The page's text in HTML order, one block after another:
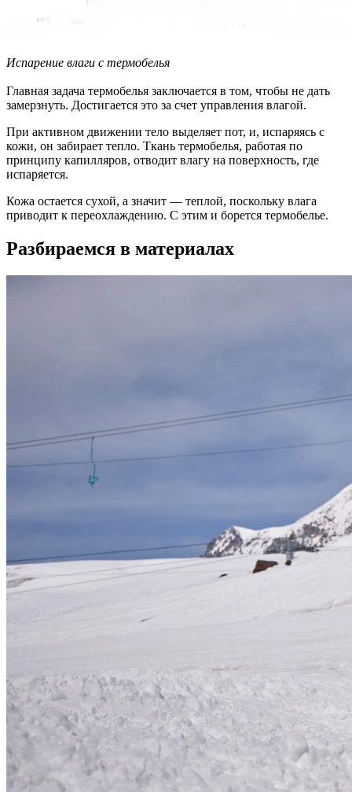
Испарение влаги с термобелья
Главная задача термобелья заключается в том, чтобы не дать
замерзнуть. Достигается это за счет управления влагой.
При активном движении тело выделяет пот, и, испаряясь с
кожи, он забирает тепло. Ткань термобелья, работая по
принципу капилляров, отводит влагу на поверхность, где
испаряется.
Кожа остается сухой, а значит — теплой, поскольку влага
приводит к переохлаждению. С этим и борется термобелье.
Разбираемся в материалах